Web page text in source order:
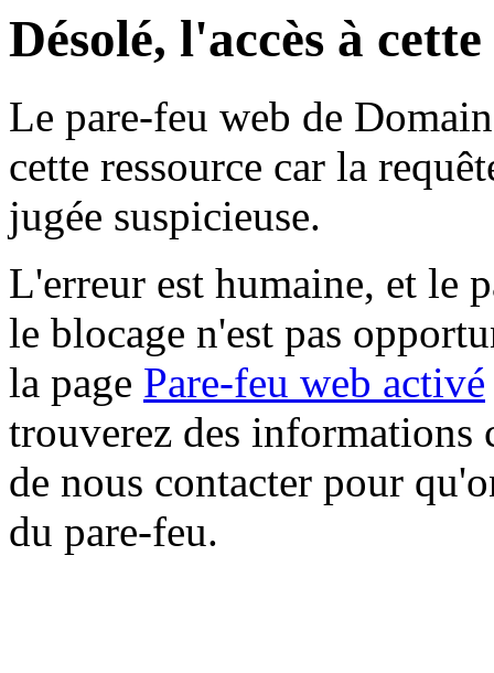
Désolé, l'accès à
Le pare-feu web de
cette ressource car la
jugée suspicieuse.
L'erreur est humaine, et le
le blocage n'est pas
la page Pare-feu web activé
trouverez des informations
de nous contacter pour
du pare-feu.